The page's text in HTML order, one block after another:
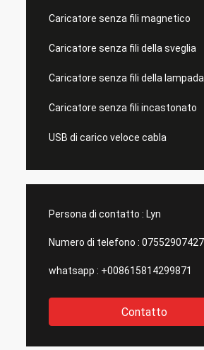
Caricatore senza fili magnetico
Caricatore senza fili della sveglia
Caricatore senza fili della lampada
Caricatore senza fili incastonato
USB di carico veloce cabla
Persona di contatto : Lyn
Numero di telefono :
whatsapp : +008615814299871
Contatto